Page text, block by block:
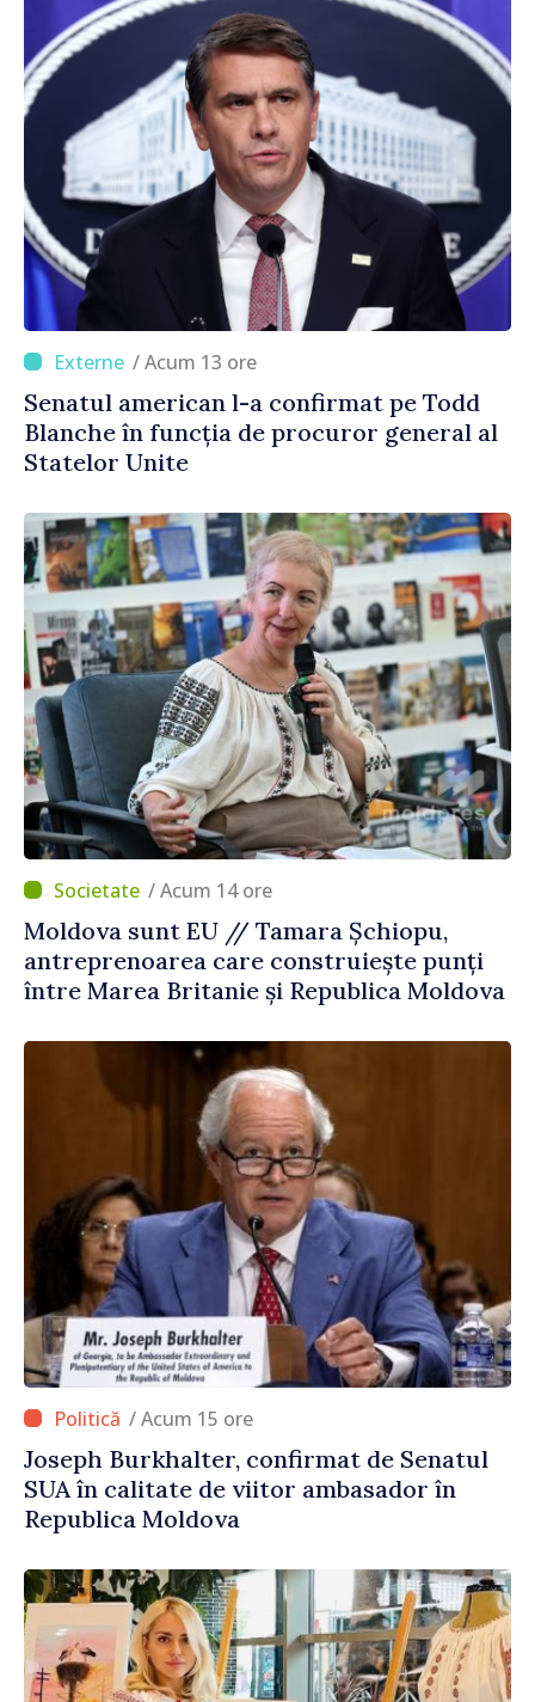
/ Acum 13 ore
Senatul american l-a confirmat pe Todd
Blanche în funcția de procuror general al
Statelor Unite
/ Acum 14 ore
Moldova sunt EU // Tamara Șchiopu,
antreprenoarea care construiește punți
între Marea Britanie și Republica Moldova
/ Acum 15 ore
Joseph Burkhalter, confirmat de Senatul
SUA în calitate de viitor ambasador în
Republica Moldova